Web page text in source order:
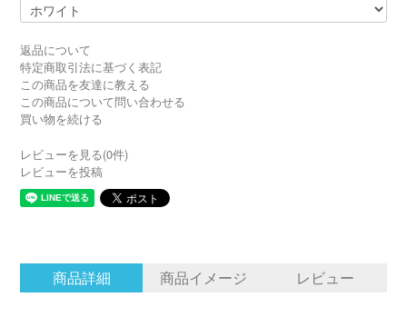
返品について
特定商取引法に基づく表記
この商品を友達に教える
この商品について問い合わせる
買い物を続ける
レビューを見る(0件)
レビューを投稿
商品詳細 商品イメージ レビュー